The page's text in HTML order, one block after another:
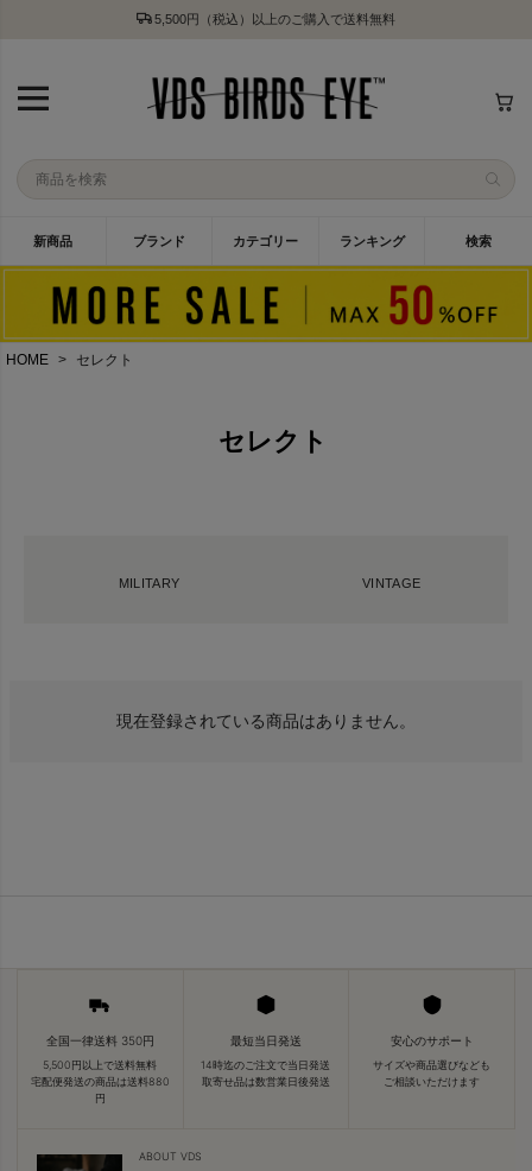
5,500円（税込）以上のご購入で送料無料
新商品 ブランド カテゴリー ランキング 検索
HOME セレクト
セレクト
MILITARY VINTAGE
現在登録されている商品はありません。
全国一律送料 350円
5,500円以上で送料無料
宅配便発送の商品は送料880
円
最短当日発送
14時迄のご注文で当日発送
取寄せ品は数営業日後発送
安心のサポート
サイズや商品選びなども
ご相談いただけます
ABOUT VDS